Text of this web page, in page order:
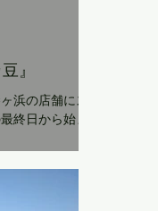
』
浜の店舗にス
終日から始ま
「スパイス計